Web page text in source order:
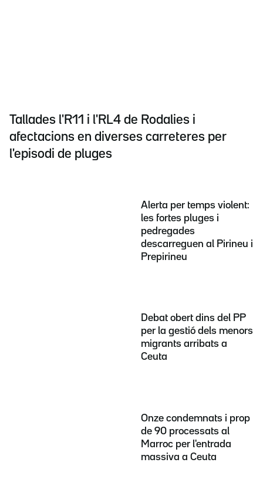
Tallades l'R11 i l'RL4 de Rodalies i
afectacions en diverses carreteres per
l'episodi de pluges
Alerta per temps violent:
les fortes pluges i
pedregades
descarreguen al Pirineu i
Prepirineu
Debat obert dins del PP
per la gestió dels menors
migrants arribats a
Ceuta
Onze condemnats i prop
de 90 processats al
Marroc per l'entrada
massiva a Ceuta